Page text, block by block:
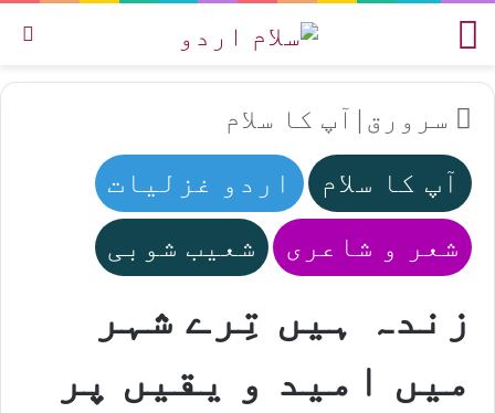
سرورق | آپ کا سلام
آپ کا سلام
اردو غزلیات
شعر و شاعری
شعیب شوبی
زندہ ہیں تِرے شہر
میں امید و یقیں پر